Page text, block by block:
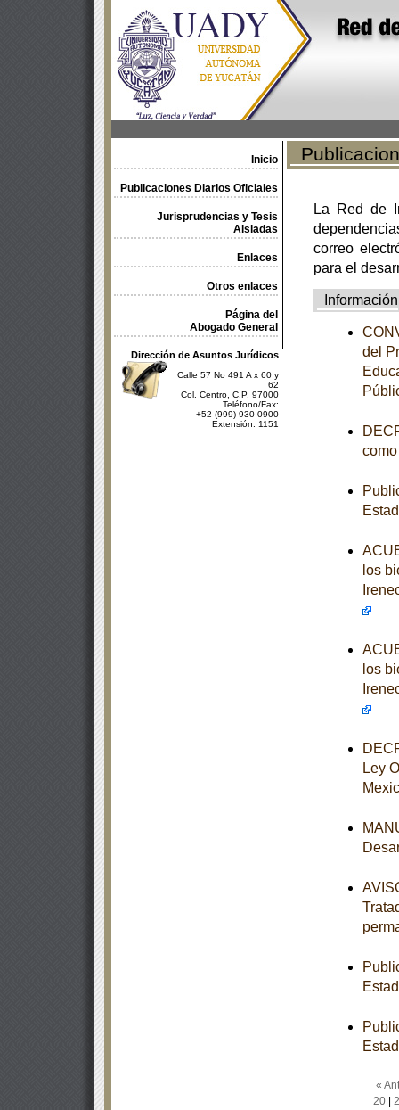
Inicio
Publicaciones Diarios Oficiales
Jurisprudencias y Tesis
Aisladas
Enlaces
Otros enlaces
Página del
Abogado General
Dirección de Asuntos Jurídicos
Calle 57 No 491 A x 60 y
62
Col. Centro, C.P. 97000
Teléfono/Fax:
+52 (999) 930-0900
Extensión: 1151
La Red de
correo
para el
Información
del
los
los
Ley
«
20|